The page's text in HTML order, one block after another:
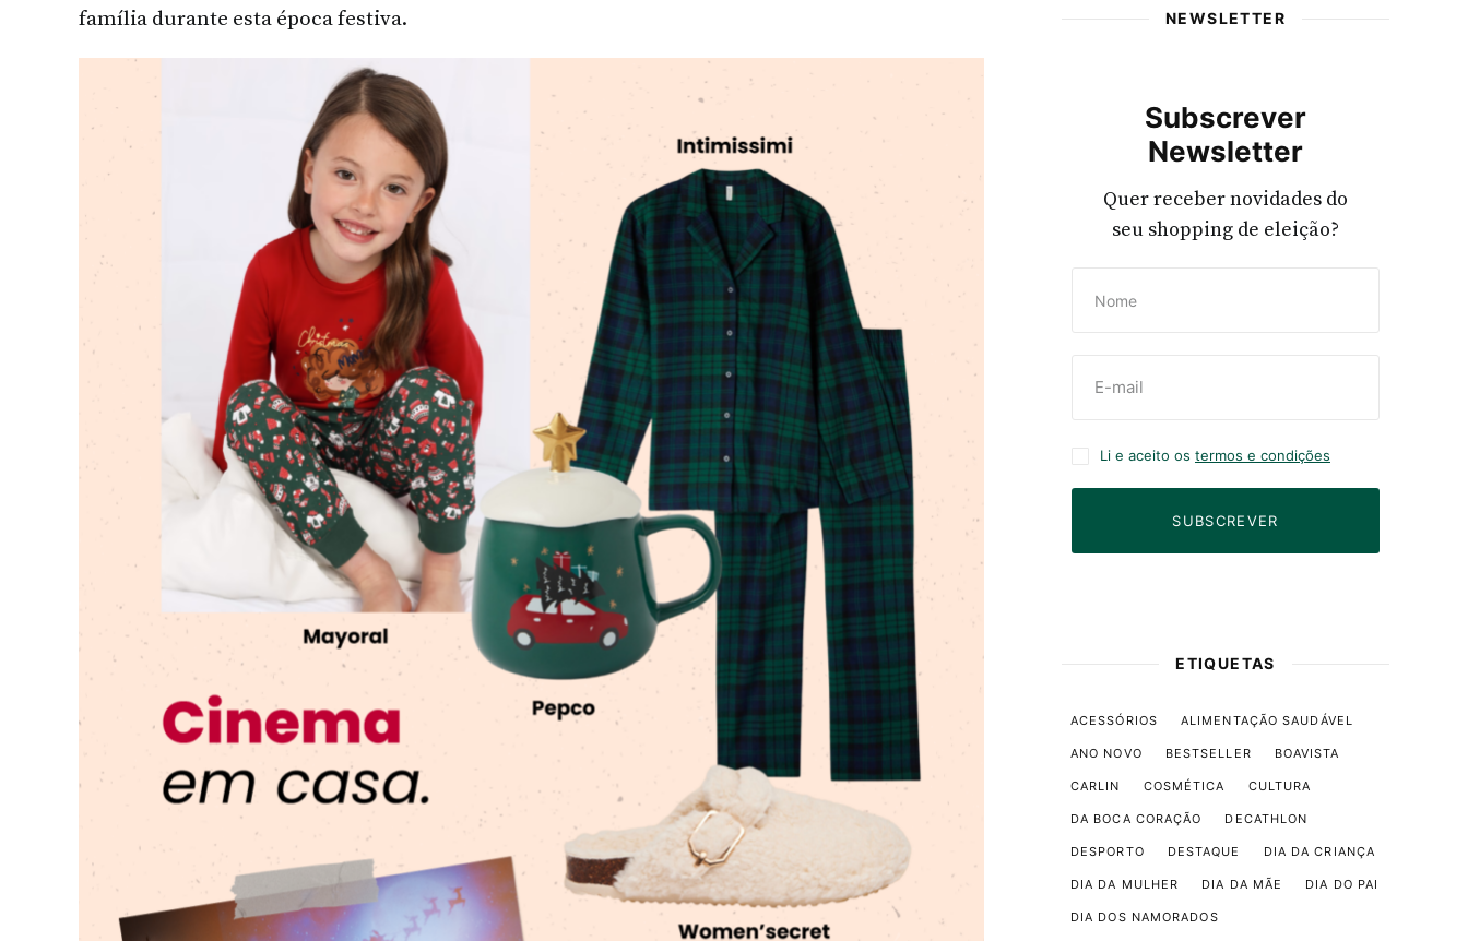
família durante esta época festiva.
NEWSLETTER
Subscrever
Newsletter
Quer receber novidades do
seu shopping de eleição?
Li e aceito os termos e condições
SUBSCREVER
ETIQUETAS
ACESSÓRIOS ALIMENTAÇÃO SAUDÁVEL
ANO NOVO BESTSELLER BOAVISTA
CARLIN COSMÉTICA CULTURA
DA BOCA CORAÇÃO DECATHLON
DESPORTO DESTAQUE DIA DA CRIANÇA
DIA DA MULHER DIA DA MÃE DIA DO PAI
DIA DOS NAMORADOS